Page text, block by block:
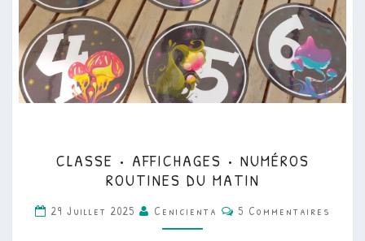
•
AFFICHAGES
•
NUMÉROS
CLASSE • AFFICHAGES • NUMÉROS
ROUTINES DU MATIN
29 Juillet 2025 Cenicienta Commentaires
5 Commentaires